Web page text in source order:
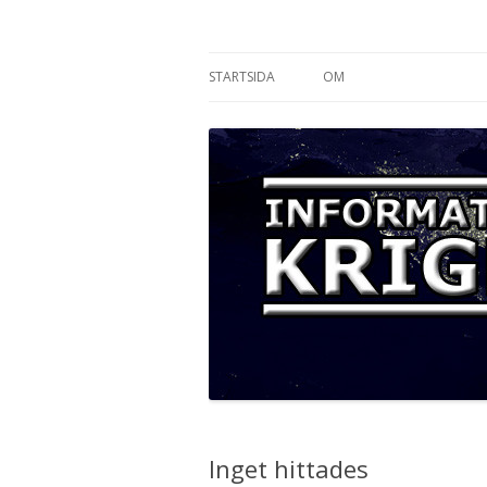
STARTSIDA OM
Inget hittades